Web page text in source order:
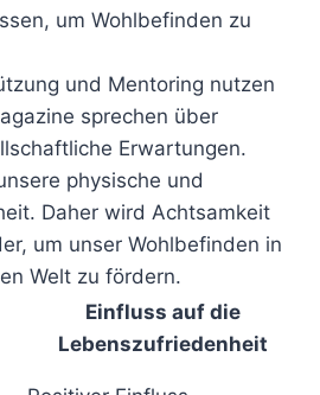
um Wohlbefinden zu
und Mentoring nutzen
sprechen über
Erwartungen.
physische und
Daher wird Achtsamkeit
um unser Wohlbefinden in
Welt zu fördern.
Einfluss auf die
Lebenszufriedenheit